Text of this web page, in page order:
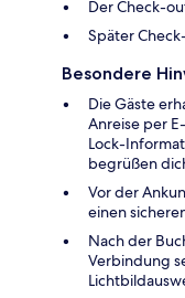
Der Check-
Später
Besondere
Die Gäste
Anreise per
Lock-
begrüßen
Vor der
einen
Nach der
Verbindung